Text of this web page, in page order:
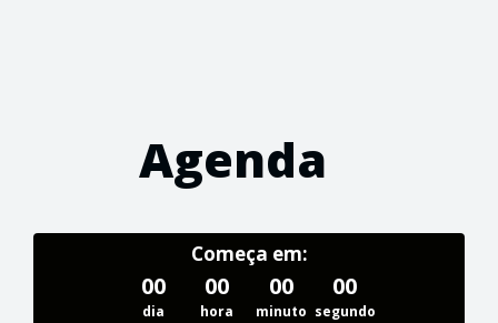
Agenda
Começa em:
00
dia
00
hora
00
minuto
00
segundo